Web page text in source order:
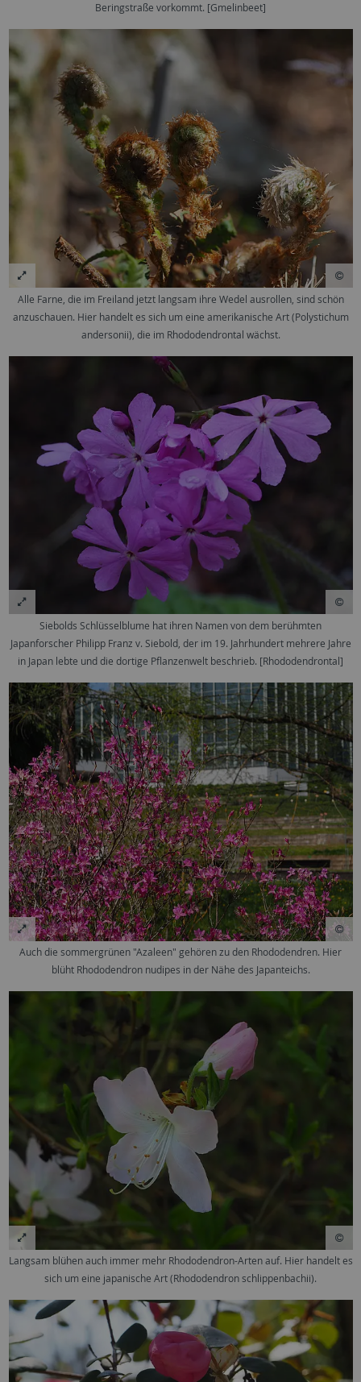
Beringstraße vorkommt. [Gmelinbeet]
Alle Farne, die im Freiland jetzt langsam ihre Wedel ausrollen, sind schön
anzuschauen. Hier handelt es sich um eine amerikanische Art (Polystichum
andersonii), die im Rhododendrontal wächst.
Siebolds Schlüsselblume hat ihren Namen von dem berühmten
Japanforscher Philipp Franz v. Siebold, der im 19. Jahrhundert mehrere Jahre
in Japan lebte und die dortige Pflanzenwelt beschrieb. [Rhododendrontal]
Auch die sommergrünen "Azaleen" gehören zu den Rhododendren. Hier
blüht Rhododendron nudipes in der Nähe des Japanteichs.
Langsam blühen auch immer mehr Rhododendron-Arten auf. Hier handelt es
sich um eine japanische Art (Rhododendron schlippenbachii).